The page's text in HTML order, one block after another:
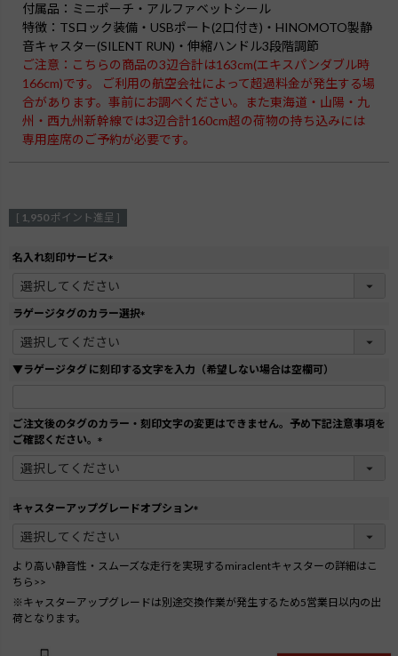
付属品 ：ミニポーチ・アルファベットシール
特徴 ：TSロック装備・USBポート(2口付き)・HINOMOTO製静
音キャスター(SILENT RUN)・伸縮ハンドル3段階調節
ご注意：こちらの商品の3辺合計は163cm(エキスパンダブル時
166cm)です。 ご利用の航空会社によって超過料金が発生する場
合があります。事前にお調べください。また東海道・山陽・九
州・西九州新幹線では3辺合計160cm超の荷物の持ち込みには
専用座席のご予約が必要です。
[ 1,950 ポイント進呈 ]
名入れ刻印サービス
必
須
ラゲージタグのカラー選択
須
▼ラゲージタグ に刻印する文字を入力（希望しない場合は空欄可）
ご注文後のタグのカラー・刻印文字の変更はできません。予め下記注意事項を
ご確認ください。
必
)
キャスターアップグレードオプション
須
より高い静音性・スムーズな走行を実現するmiraclentキャスターの詳細はこ
ちら>>
※キャスターアップグレードは別途交換作業が発生するため5営業日以内の出
荷となります。